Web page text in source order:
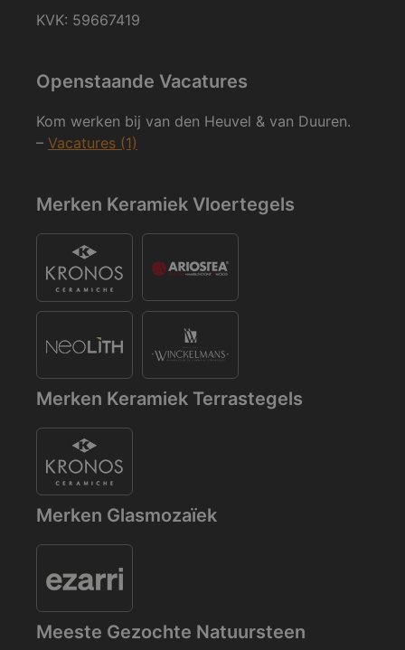
KVK: 59667419
Openstaande Vacatures
Kom werken bij van den Heuvel & van Duuren.
– Vacatures (1)
Merken Keramiek Vloertegels
Merken Keramiek Terrastegels
Merken Glasmozaïek
Meeste Gezochte Natuursteen